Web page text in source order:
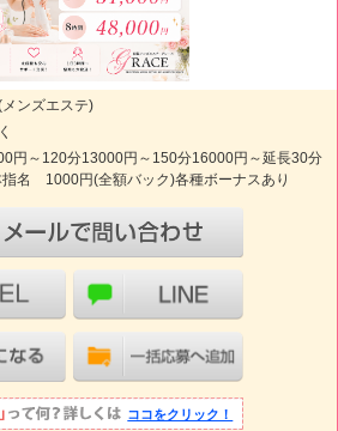
メンズエステ)
円～120分13000円～150分16000円～延長30分
名 1000円(全額バック)各種ボーナスあり
ココをクリック！